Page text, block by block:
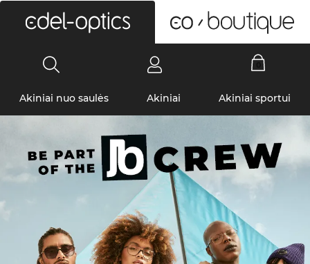
Akiniai nuo saulės Akiniai Akiniai sportui